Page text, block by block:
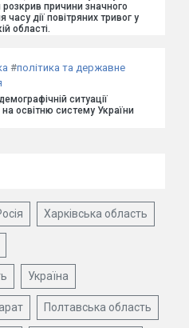
розкрив причини значного
часу дії повітряних тривог у
області.
#політика та державне
ситуації
освітню систему України
Харківська область
Україна
Полтавська область